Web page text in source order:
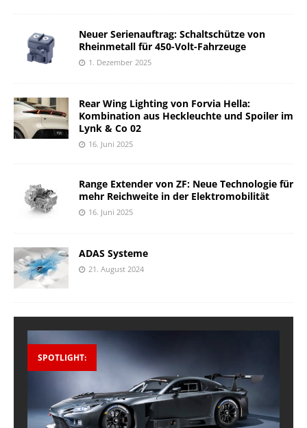
Neuer Serienauftrag: Schaltschütze von
Rheinmetall für 450-Volt-Fahrzeuge
1. Dezember 2025
Rear Wing Lighting von Forvia Hella:
Kombination aus Heckleuchte und Spoiler im
Lynk & Co 02
16. Juni 2025
Range Extender von ZF: Neue Technologie für
mehr Reichweite in der Elektromobilität
16. Juni 2025
ADAS Systeme
21. August 2024
SPOTLIGHT: